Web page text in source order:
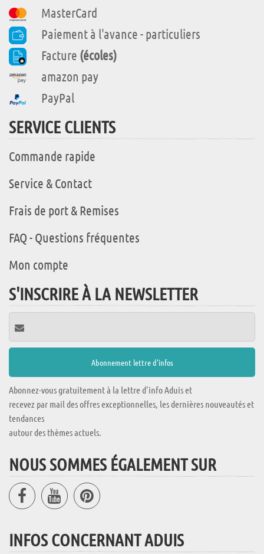
MasterCard
Paiement à l'avance - particuliers
Facture (écoles)
amazon pay
PayPal
SERVICE CLIENTS
Commande rapide
Service & Contact
Frais de port & Remises
FAQ - Questions fréquentes
Mon compte
S'INSCRIRE À LA NEWSLETTER
Abonnez-vous gratuitement à la lettre d'info Aduis et
recevez par mail des offres exceptionnelles, les dernières nouveautés et
tendances
autour des thèmes actuels.
NOUS SOMMES ÉGALEMENT SUR
INFOS CONCERNANT ADUIS